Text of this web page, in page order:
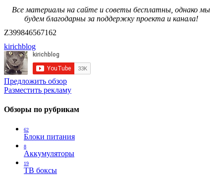
Все материалы на сайте и советы бесплатны, однако мы
будем благодарны за поддержку проекта и канала!
Z399846567162
kirichblog
Предложить обзор
Разместить рекламу
Обзоры по рубрикам
62
Блоки питания
8
Аккумуляторы
19
ТВ боксы